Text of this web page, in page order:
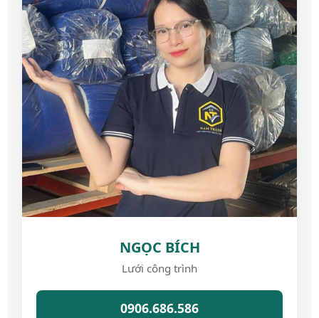
NGỌC BÍCH
Lưới công trình
0906.686.586